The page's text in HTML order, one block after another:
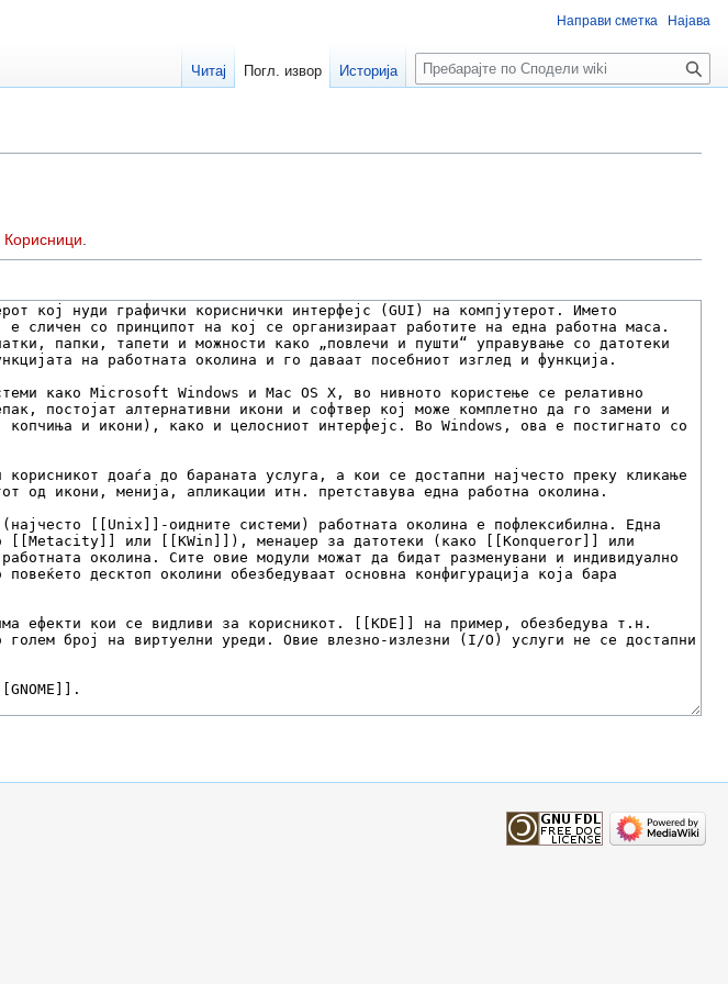
Корисници
Направи сметка Најава
Читај Погл. извор Историја
Пребарај